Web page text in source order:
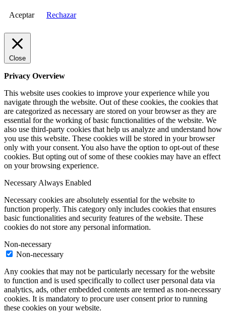
Aceptar Rechazar
Close
Privacy Overview
This website uses cookies to improve your experience while you
navigate through the website. Out of these cookies, the cookies that
are categorized as necessary are stored on your browser as they are
essential for the working of basic functionalities of the website. We
also use third-party cookies that help us analyze and understand how
you use this website. These cookies will be stored in your browser
only with your consent. You also have the option to opt-out of these
cookies. But opting out of some of these cookies may have an effect
on your browsing experience.
Necessary Always Enabled
Necessary cookies are absolutely essential for the website to
function properly. This category only includes cookies that ensures
basic functionalities and security features of the website. These
cookies do not store any personal information.
Non-necessary
Non-necessary
Any cookies that may not be particularly necessary for the website
to function and is used specifically to collect user personal data via
analytics, ads, other embedded contents are termed as non-necessary
cookies. It is mandatory to procure user consent prior to running
these cookies on your website.